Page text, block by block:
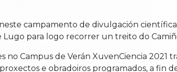
campamento de divulgación
para logo recorrer un treito do
no Campus de Verán XuvenCiencia
e obradoiros programados, a fin